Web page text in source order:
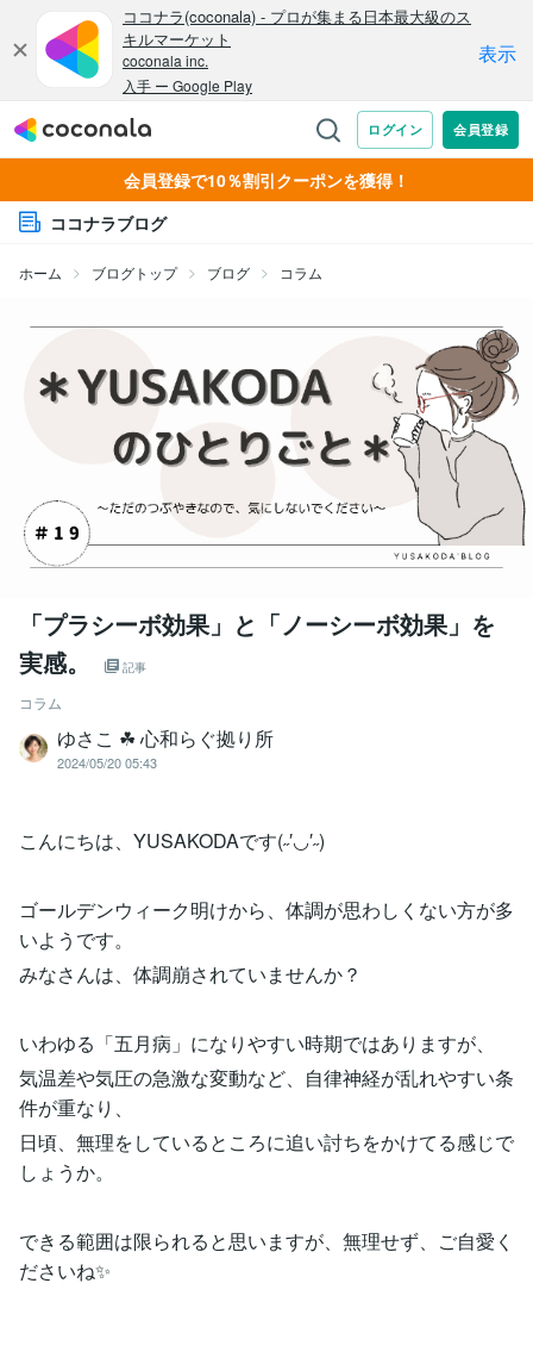
会員登録で10％割引クーポンを獲得！
ココナラブログ
ホーム ブログトップ ブログ コラム
「プラシーボ効果」と「ノーシーボ効果」を
実感。
記事
コラム
ゆさこ ☘ 心和らぐ拠り所
2024/05/20 05:43
こんにちは、YUSAKODAです(˶′◡′˶)
ゴールデンウィーク明けから、体調が思わしくない方が多
いようです。
みなさんは、体調崩されていませんか？
いわゆる「五月病」になりやすい時期ではありますが、
気温差や気圧の急激な変動など、自律神経が乱れやすい条
件が重なり、
日頃、無理をしているところに追い討ちをかけてる感じで
しょうか。
できる範囲は限られると思いますが、無理せず、ご自愛く
ださいね✨